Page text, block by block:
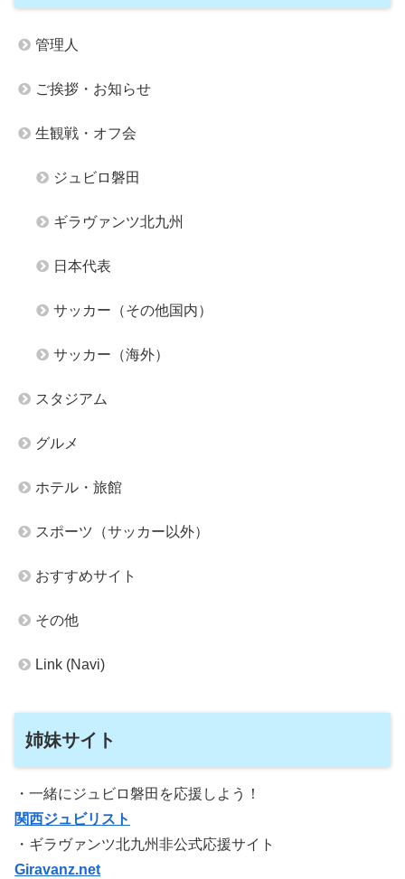
管理人
ご挨拶・お知らせ
生観戦・オフ会
ジュビロ磐田
ギラヴァンツ北九州
日本代表
サッカー（その他国内）
サッカー（海外）
スタジアム
グルメ
ホテル・旅館
スポーツ（サッカー以外）
おすすめサイト
その他
Link (Navi)
姉妹サイト
・一緒にジュビロ磐田を応援しよう！
関西ジュビリスト
・ギラヴァンツ北九州非公式応援サイト
Giravanz.net